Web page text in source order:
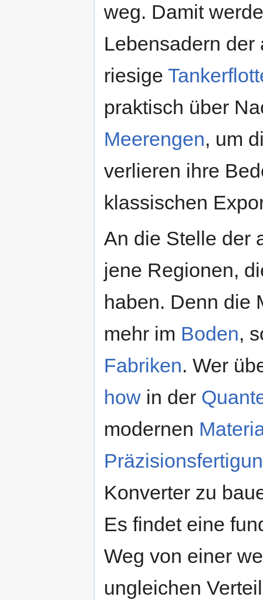
weg. Damit
Lebensadern
riesige
praktisch über
Meerengen, um
verlieren ihre
klassischen
An die Stelle der
jene Regionen,
haben. Denn die
mehr im Boden,
Fabriken. Wer
how in der
modernen
Konverter zu
Es findet eine
Weg von einer
ungleichen